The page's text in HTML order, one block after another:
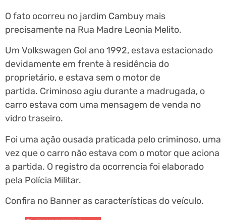
O fato ocorreu no jardim Cambuy mais
precisamente na Rua Madre Leonia Melito.
Um Volkswagen Gol ano 1992, estava estacionado
devidamente em frente à residência do
proprietário, e estava sem o motor de
partida. Criminoso agiu durante a madrugada, o
carro estava com uma mensagem de venda no
vidro traseiro.
Foi uma ação ousada praticada pelo criminoso, uma
vez que o carro não estava com o motor que aciona
a partida. O registro da ocorrencia foi elaborado
pela Polícia Militar.
Confira no Banner as características do veículo.